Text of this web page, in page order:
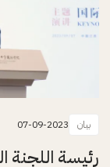
بيان 07-09-2023